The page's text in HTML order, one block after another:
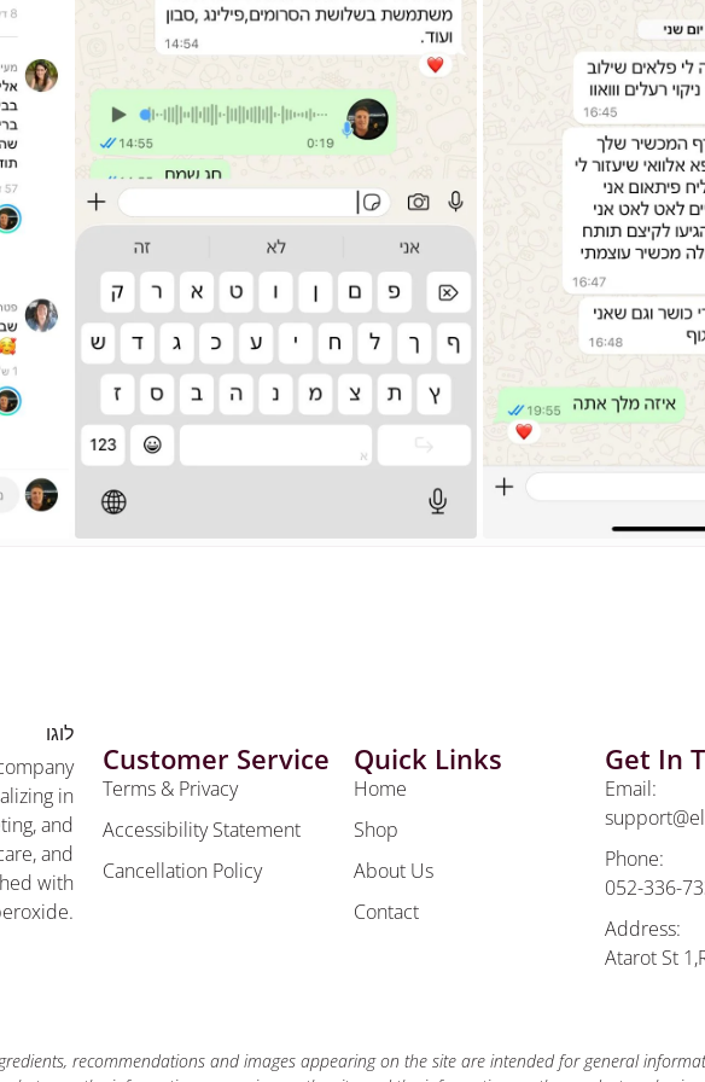
in
and
and
with
Customer Service
Terms & Privacy
Accessibility Statement
Cancellation Policy
Quick Links
Home
Shop
About Us
Contact
Get In
Email:
Phone:
052-336-
Address:
Atarot St
recommendations and images appearing on the site are intended for general